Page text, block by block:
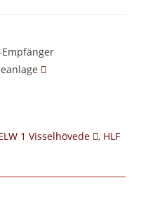
1 Visselhövede , HLF